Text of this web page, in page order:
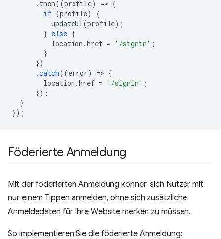
. then((profile) => {
if (profile)
{
updateUI(profile);
} else {
location .href = '/signin' ;
}
})
.catch((error) => {
location .href = '/signin' ;
});
}
});
Föderierte Anmeldung
Mit der föderierten Anmeldung können sich Nutzer mit
nur einem Tippen anmelden, ohne sich zusätzliche
Anmeldedaten für Ihre Website merken zu müssen.
So implementieren Sie die föderierte Anmeldung: